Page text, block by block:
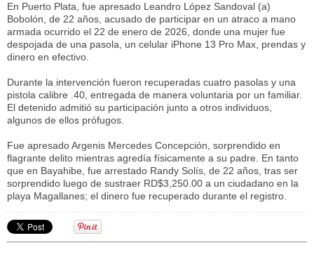
En Puerto Plata, fue apresado Leandro López Sandoval (a)
Bobolón, de 22 años, acusado de participar en un atraco a mano
armada ocurrido el 22 de enero de 2026, donde una mujer fue
despojada de una pasola, un celular iPhone 13 Pro Max, prendas y
dinero en efectivo.
Durante la intervención fueron recuperadas cuatro pasolas y una
pistola calibre .40, entregada de manera voluntaria por un familiar.
El detenido admitió su participación junto a otros individuos,
algunos de ellos prófugos.
Fue apresado Argenis Mercedes Concepción, sorprendido en
flagrante delito mientras agredía físicamente a su padre. En tanto
que en Bayahibe, fue arrestado Randy Solís, de 22 años, tras ser
sorprendido luego de sustraer RD$3,250.00 a un ciudadano en la
playa Magallanes; el dinero fue recuperado durante el registro.